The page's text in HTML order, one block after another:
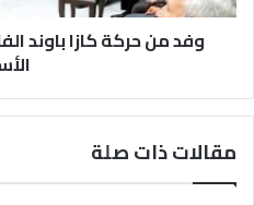
ي
م
ك
ة
ا
ا
و
وفد من حركة كازا باوند
مقالات ذات صلة